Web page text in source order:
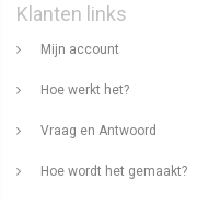
Klanten links
Mijn account
Hoe werkt het?
Vraag en Antwoord
Hoe wordt het gemaakt?